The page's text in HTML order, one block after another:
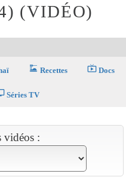
(VIDÉO)
dinner_dining Recettes live_tv Docs
Séries TV
vidéos :